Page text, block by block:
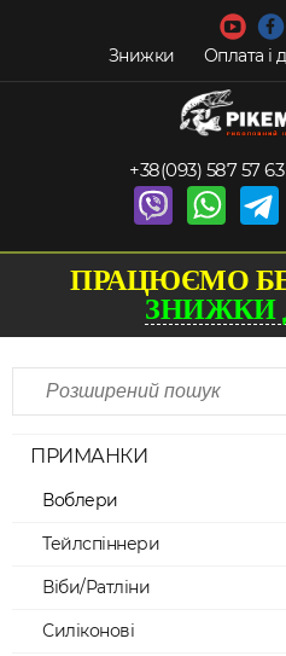
Знижки Оплата і
+38(093) 587 57 63
ПРАЦЮЄМО
ЗНИЖКИ
ПРИМАНКИ
Воблери
Тейлспіннери
Віби/Ратліни
Силіконові